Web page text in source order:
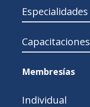
Especialidades
Capacitaciones
Membresías
Individual